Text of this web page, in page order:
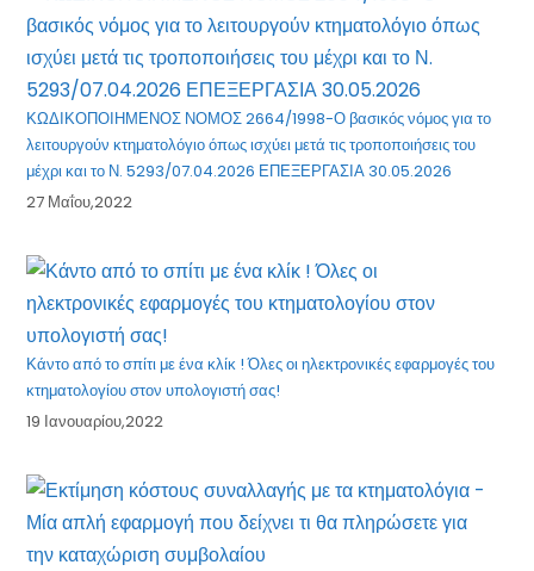
ΚΩΔΙΚΟΠΟΙΗΜΕΝΟΣ ΝΟΜΟΣ 2664/1998-Ο βασικός νόμος για το
λειτουργούν κτηματολόγιο όπως ισχύει μετά τις τροποποιήσεις του
μέχρι και το Ν. 5293/07.04.2026 ΕΠΕΞΕΡΓΑΣΙΑ 30.05.2026
27 Μαΐου,2022
Κάντο από το σπίτι με ένα κλίκ ! Όλες οι ηλεκτρονικές εφαρμογές του
κτηματολογίου στον υπολογιστή σας!
19 Ιανουαρίου,2022